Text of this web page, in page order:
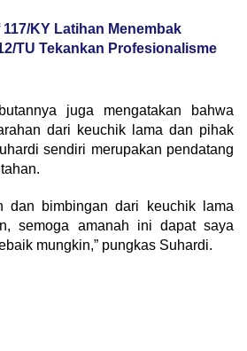
117/KY Latihan Menembak
TU Tekankan Profesionalisme
juga mengatakan bahwa
dari keuchik lama dan pihak
sendiri merupakan pendatang
dan bimbingan dari keuchik lama
semoga amanah ini dapat saya
mungkin,” pungkas Suhardi.